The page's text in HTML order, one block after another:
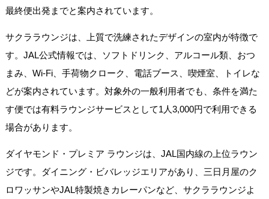
最終便出発までと案内されています。
サクララウンジは、上質で洗練されたデザインの室内が特徴で
す。JAL公式情報では、ソフトドリンク、アルコール類、おつ
まみ、Wi-Fi、手荷物クローク、電話ブース、喫煙室、トイレな
どが案内されています。対象外の一般利用者でも、条件を満た
す便では有料ラウンジサービスとして1人3,000円で利用できる
場合があります。
ダイヤモンド・プレミア ラウンジは、JAL国内線の上位ラウン
ジです。ダイニング・ビバレッジエリアがあり、三日月屋のク
ロワッサンやJAL特製焼きカレーパンなど、サクララウンジよ